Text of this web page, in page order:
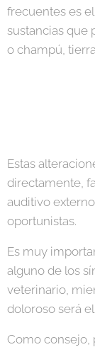
frecuentes es
sustancias que
o champú,
Estas
directamente,
auditivo
oportunistas.
Es muy
alguno de los
veterinario,
doloroso será
Como consejo,